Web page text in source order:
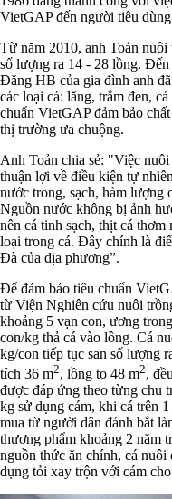
VietGAP đến người tiêu
Từ năm 2010, anh Toản
số lượng ra 14 - 28 lồng.
Đăng HB của gia đình anh
các loại cá: lăng, trắm đen,
chuẩn VietGAP đảm bảo
thị trường ưa chuộng.
Anh Toản chia sẻ: "Việc
thuận lợi về điều kiện tự
nước trong, sạch, hàm lượng
Nguồn nước không bị ảnh
nên cá tinh sạch, thịt cá
loại trong cá. Đây chính là
Đà của địa phương”.
Để đảm bảo tiêu chuẩn
từ Viện Nghiên cứu nuôi
khoảng 5 vạn con, ương
con/kg thả cá vào lồng. Cá
kg/con tiếp tục san số lượng
tích 36 m2, lồng to 48 m2,
được đáp ứng theo từng chu
kg sử dụng cám, khi cá trên
mua từ người dân đánh bắt
thương phẩm khoảng 2 năm
nguồn thức ăn chính, cá
dụng tỏi xay trộn với cám